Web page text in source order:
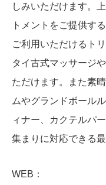
しみいただけます。
トメントをご提供す
ご利用いただけるト
タイ古式マッサージ
ただけます。また素
ムやグランドボール
ィナー、カクテルパ
集まりに対応できる
WEB：